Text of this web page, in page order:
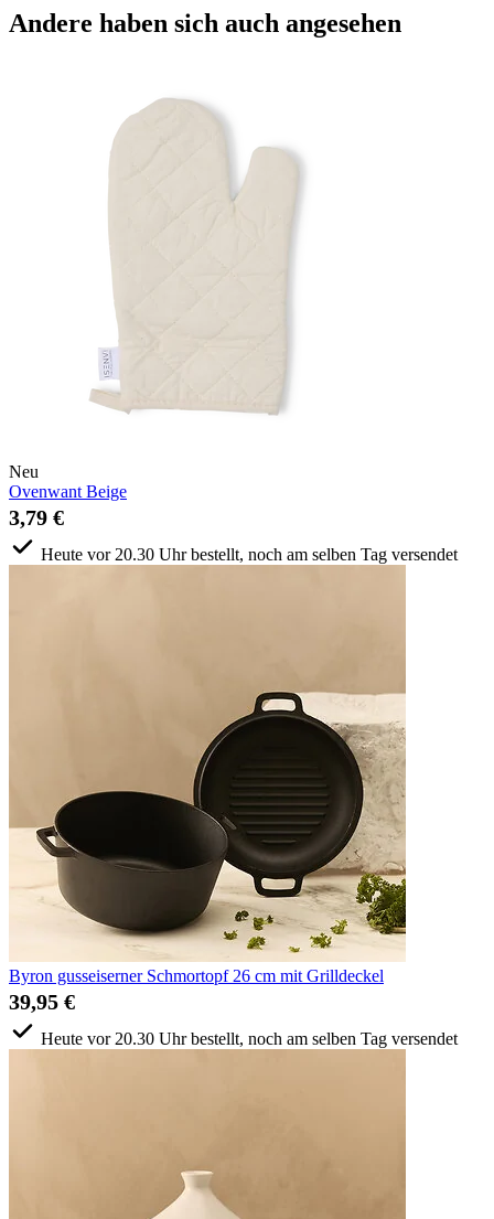
Andere haben sich auch angesehen
Neu
Ovenwant Beige
3,79 €
Heute vor 20.30 Uhr bestellt, noch am selben Tag versendet
Byron gusseiserner Schmortopf 26 cm mit Grilldeckel
39,95 €
Heute vor 20.30 Uhr bestellt, noch am selben Tag versendet